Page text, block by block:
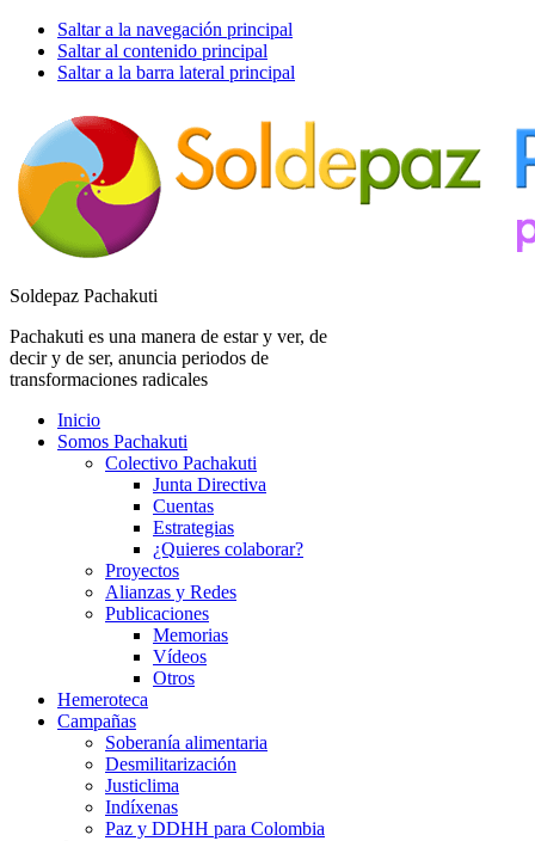
Saltar a la navegación principal
Saltar al contenido principal
Saltar a la barra lateral principal
Soldepaz Pachakuti
Pachakuti es una manera de estar y ver, de
decir y de ser, anuncia periodos de
transformaciones radicales
Inicio
Somos Pachakuti
Colectivo Pachakuti
Junta Directiva
Cuentas
Estrategias
¿Quieres colaborar?
Proyectos
Alianzas y Redes
Publicaciones
Memorias
Vídeos
Otros
Hemeroteca
Campañas
Soberanía alimentaria
Desmilitarización
Justiclima
Indíxenas
Paz y DDHH para Colombia